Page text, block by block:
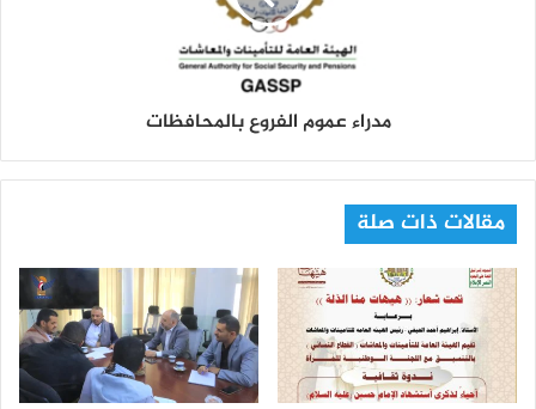
مدراء عموم الفروع بالمحافظات
مقالات ذات صلة